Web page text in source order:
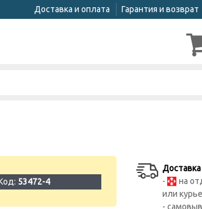
Доставка и оплата Гарантия и возврат
53472-4
-
на
или
-